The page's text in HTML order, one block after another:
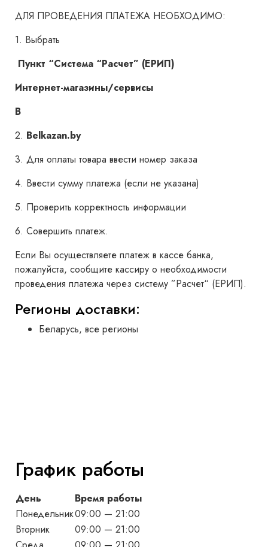
ДЛЯ ПРОВЕДЕНИЯ ПЛАТЕЖА НЕОБХОДИМО:
1. Выбрать
Пункт “Система “Расчет” (ЕРИП)
Интернет-магазины/сервисы
B
2. Belkazan.by
3. Для оплаты товара ввести номер заказа
4. Ввести сумму платежа (если не указана)
5. Проверить корректность информации
6. Совершить платеж.
Если Вы осуществляете платеж в кассе банка,
пожалуйста, сообщите кассиру о необходимости
проведения платежа через систему ”Расчет“ (ЕРИП).
Регионы доставки:
Беларусь, все регионы
График работы
День
Время работы
Понедельник09:00 — 21:00
Вторник
09:00 — 21:00